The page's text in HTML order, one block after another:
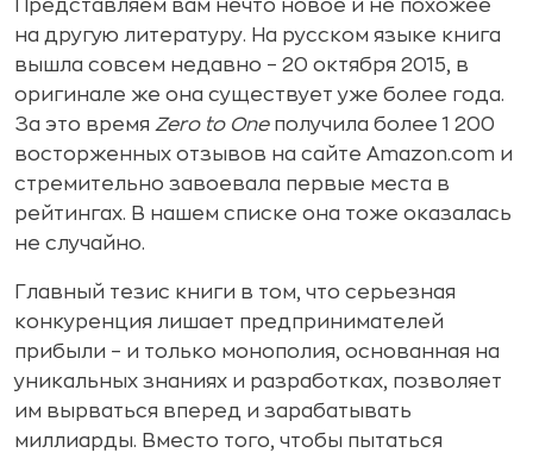
Представляем вам нечто новое и не похожее
на другую литературу. На русском языке книга
вышла совсем недавно – 20 октября 2015, в
оригинале же она существует уже более года.
За это время Zero to Oneполучила более 1 200
восторженных отзывов на сайте Amazon.com и
стремительно завоевала первые места в
рейтингах. В нашем списке она тоже оказалась
не случайно.
Главный тезис книги в том, что серьезная
конкуренция лишает предпринимателей
прибыли – и только монополия, основанная на
уникальных знаниях и разработках, позволяет
им вырваться вперед и зарабатывать
миллиарды. Вместо того, чтобы пытаться